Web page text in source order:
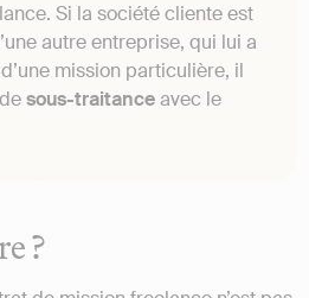
Si la société cliente est
autre entreprise, qui lui a
mission particulière, il
sous-traitanceavec le
?